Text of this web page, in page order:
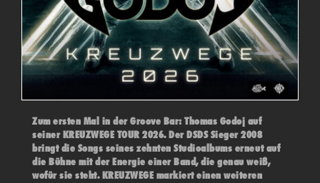
Zum ersten Mal in der Groove Bar: Thomas Godoj auf
seiner KREUZWEGE TOUR 2026. Der DSDS Sieger 2008
bringt die Songs seines zehnten Studioalbums erneut auf
die Bühne mit der Energie einer Band, die genau weiß,
wofür sie steht. KREUZWEGE markiert einen weiteren